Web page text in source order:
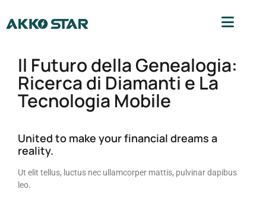
Il Futuro della Genealogia:
Ricerca di Diamanti e La
Tecnologia Mobile
United to make your financial dreams a
reality.
Ut elit tellus, luctus nec ullamcorper mattis, pulvinar dapibus
leo.